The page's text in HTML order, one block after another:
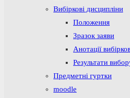
Вибіркові дисципліни
Положення
Зразок заяви
Анотації
Результати
Предметні гуртки
moodle